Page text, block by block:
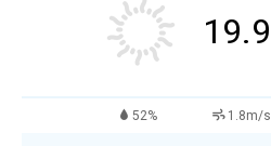
19.9
52% 1.8m/s